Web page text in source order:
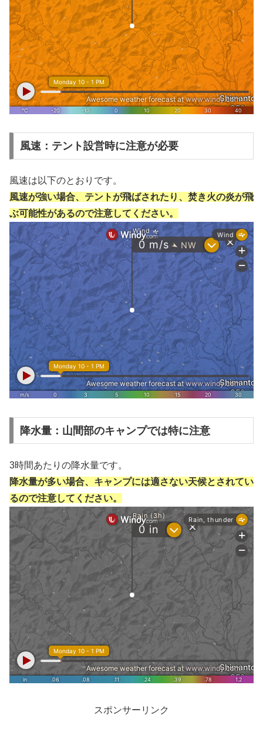
風速：テント設営時に注意が必要
風速は以下のとおりです。
風速が強い場合、テントが飛ばされたり、焚き火の炎が飛
ぶ可能性があるので注意してください。
降水量：山間部のキャンプでは特に注意
3時間あたりの降水量です。
降水量が多い場合、キャンプには適さない天候とされてい
るので注意してください。
スポンサーリンク